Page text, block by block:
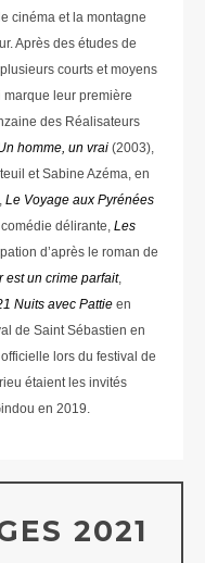
cinéma et la montagne
Après des études de
courts et moyens
marque leur première
des Réalisateurs
homme, un vrai (2003),
et Sabine Azéma, en
Le Voyage aux Pyrénées
délirante, Les
d’après le roman de
est un crime parfait,
Nuits avec Pattie en
de Saint Sébastien en
lors du festival de
étaient les invités
en 2019.
2021